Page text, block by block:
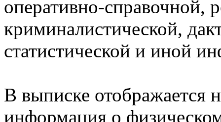
оперативно-справочной,
криминалистической,
статистической и иной
В выписке отображается
информация о